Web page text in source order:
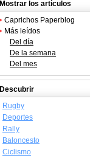
Mostrar los artículos
Caprichos Paperblog
Más leídos
Del día
De la semana
Del mes
Descubrir
Rugby
Deportes
Rally
Baloncesto
Ciclismo